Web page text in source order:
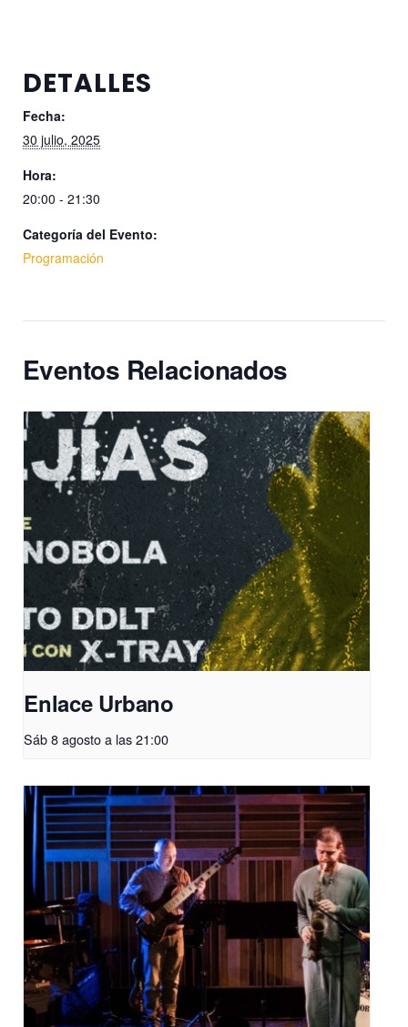
DETALLES
Fecha:
30 julio, 2025
Hora:
20:00 - 21:30
Categoría del Evento:
Programación
Eventos Relacionados
Enlace Urbano
Sáb 8 agosto a las 21:00